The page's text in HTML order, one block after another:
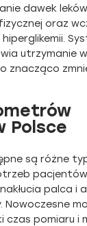
dawek
oraz
utrzymanie
znacząco
Polsce
są różne
palca i
Nowoczesne
czas pomiaru i